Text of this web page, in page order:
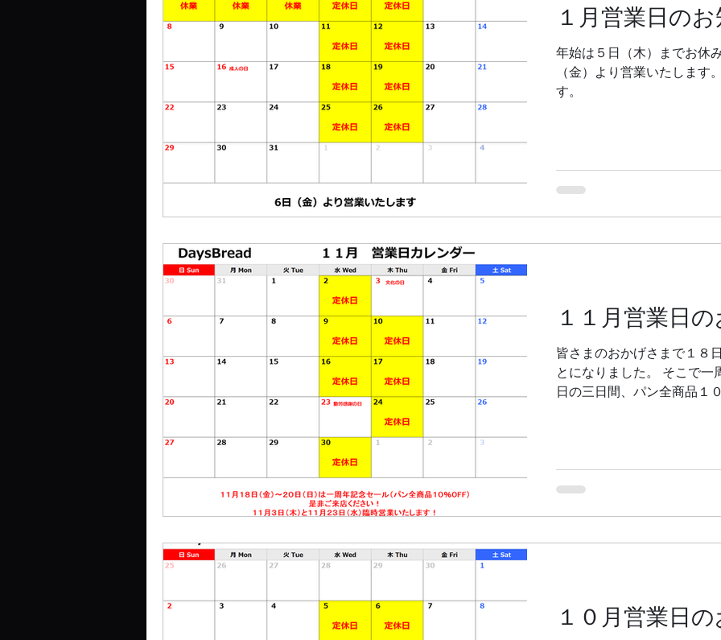
１月営業日の
年始は５日（木）までお休
（金）より営業いたします
す。
１１月営業日
皆さまのおかげさまで１８
とになりました。 そこで
日の三日間、パン全商品１
１０月営業日